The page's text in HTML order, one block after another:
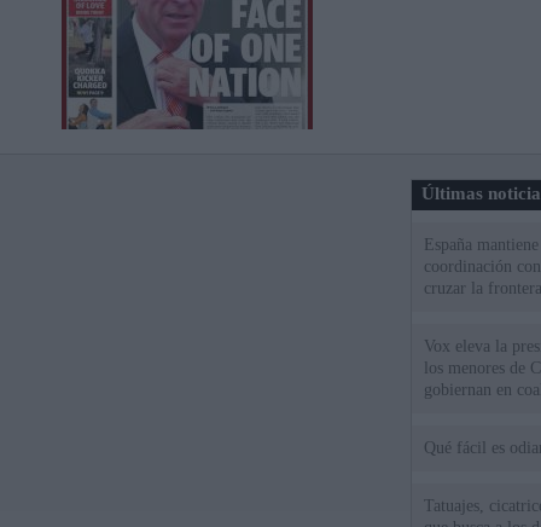
Últimas
España
coordinación
cruzar la
Vox eleva la
los menores de
gobiernan en
Qué fácil es
Tatuajes,